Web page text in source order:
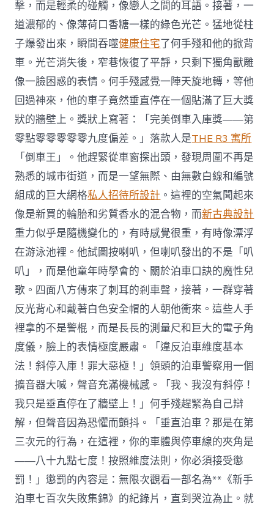
擊，而是輕柔的碰觸，像戀人之間的耳語。接著，一
道濃郁的、像薄荷口香糖一樣的綠色光芒。猛地從柱
子爆發出來，瞬間吞噬健康住宅了何手殘和他的掀背
車。光芒消失後，窄巷恢復了平靜，只剩下獨角獸雕
像一臉困惑的表情。何手殘感覺一陣天旋地轉，等他
回過神來，他的車子竟然垂直停在一個貼滿了巨大獎
狀的牆壁上。獎狀上寫著：「完美倒車入庫獎——第
零點零零零零零九度偏差。」落款人是THE R3 寓所
「倒車王」。他趕緊從車窗探出頭，發現周圍不再是
熟悉的城市街道，而是一望無際、由無數白線和編號
組成的巨大網格私人招待所設計 。這裡的空氣聞起來
像是新買的輪胎和劣質香水的混合物，而新古典設計
重力似乎是隨機變化的，有時感覺很重，有時像漂浮
在游泳池裡。他試圖按喇叭，但喇叭發出的不是「叭
叭」，而是他童年時學會的、關於泊車口訣的魔性兒
歌。四面八方傳來了刺耳的剎車聲，接著，一群穿著
反光背心和戴著白色安全帽的人朝他衝來。這些人手
裡拿的不是警棍，而是長長的測量尺和巨大的電子角
度儀，臉上的表情極度嚴肅。「違反泊車維度基本
法！斜停入庫！罪大惡極！」領頭的泊車警察用一個
擴音器大喊，聲音充滿機械感。「我、我沒有斜停！
我只是垂直停在了牆壁上！」何手殘趕緊為自己辯
解，但聲音因為恐懼而顫抖。「垂直泊車？那是在第
三次元的行為，在這裡，你的車體與停車線的夾角是
——八十九點七度！按照維度法則，你必須接受懲
罰！」懲罰的內容是：無限次觀看一部名為**《新手
泊車七百次失敗集錦》的紀錄片，直到哭泣為止。就